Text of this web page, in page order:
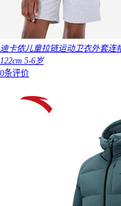
迪卡侬儿童拉链运动卫衣外套连
122cm 5-6岁
0条评价